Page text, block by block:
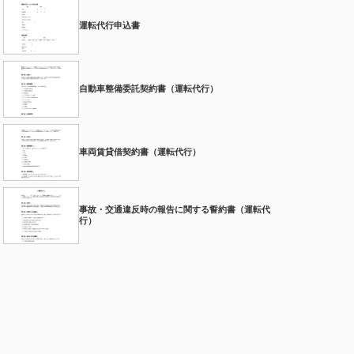
運転代行申込書
自動車整備委託契約書（運転代行）
車両賃貸借契約書（運転代行）
事故・交通違反時の報告に関する誓約書（運転代
行）